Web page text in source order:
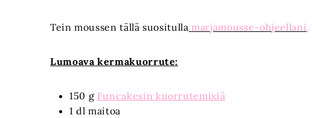
Tein moussen tällä suositulla marjamousse-ohjeellani,
Lumoava kermakuorrute:
150 g Funcakesin kuorrutemixiä
1 dl maitoa